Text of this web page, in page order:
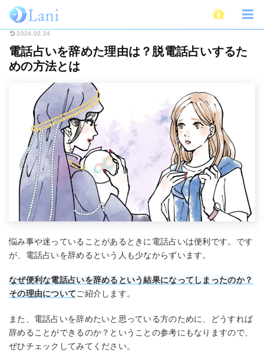
ホーム 電話占い 電話占いを辞めた理由は？脱電話占いするための方法とは
2024.02.24
電話占いを辞めた理由は？脱電話占いするた
めの方法とは
悩み事や迷っていることがあるときに電話占いは便利です。です
が、電話占いを辞めるという人も少なからずいます。
なぜ便利な電話占いを辞めるという結果になってしまったのか？
その理由についてご紹介します。
また、電話占いを辞めたいと思っている方のために、どうすれば
辞めることができるのか？ということの参考にもなりますので、
ぜひチェックしてみてください。